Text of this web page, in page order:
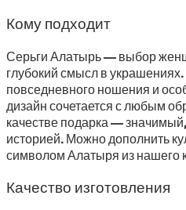
Кому подходит
Серьги Алатырь — выбор
глубокий смысл в
повседневного ношения и
дизайн сочетается с любым
качестве подарка —
историей. Можно дополнить
символом Алатыря из нашего
Качество изготовления